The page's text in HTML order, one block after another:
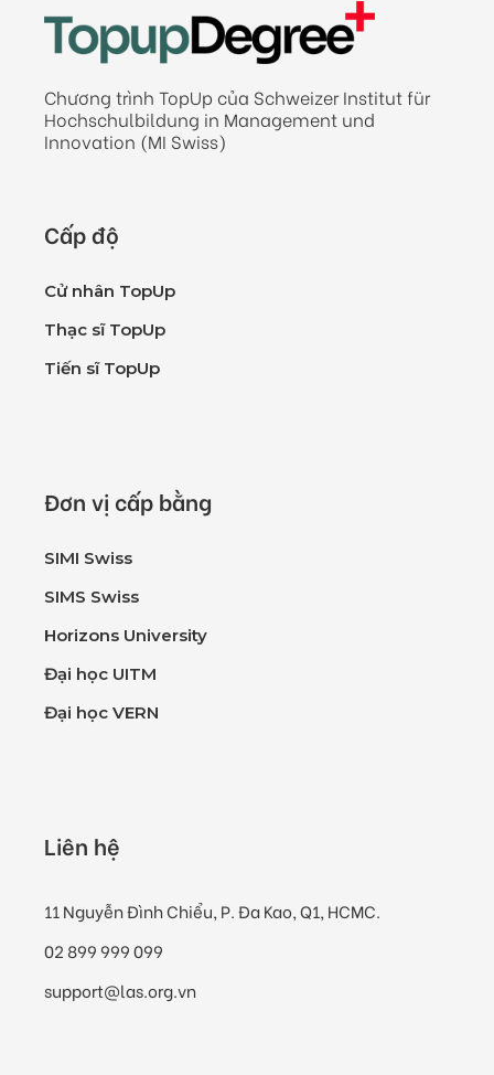
Chương trình TopUp của Schweizer Institut für
Hochschulbildung in Management und
Innovation (MI Swiss)
Cấp độ
Cử nhân TopUp
Thạc sĩ TopUp
Tiến sĩ TopUp
Đơn vị cấp bằng
SIMI Swiss
SIMS Swiss
Horizons University
Đại học UITM
Đại học VERN
Liên hệ
11 Nguyễn Đình Chiểu, P. Đa Kao, Q1, HCMC.
02 899 999 099
support@las.org.vn